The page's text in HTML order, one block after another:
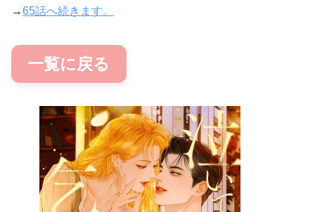
→65話へ続きます。
一覧に戻る